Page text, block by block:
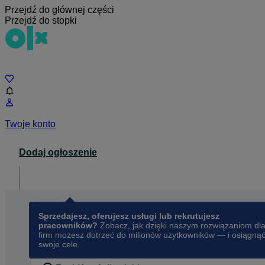
Przejdź do głównej części
Przejdź do stopki
Twoje konto
Dodaj ogłoszenie
Sprzedajesz, oferujesz usługi lub rekrutujesz
pracowników? Zobacz, jak dzięki naszym rozwiązaniom dla
firm możesz dotrzeć do milionów użytkowników — i osiągnąć
swoje cele.